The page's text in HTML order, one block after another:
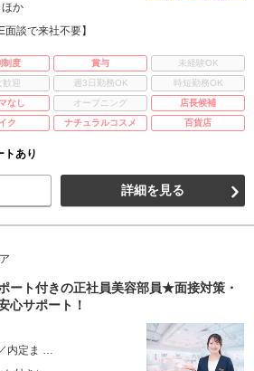
か
談で来社不要】
制度 賞与
未経験OK
歓迎 週3日勤務OK
時短勤務OK
なし オープニング
店長候補
ク ナチュラルコスメ 百貨店
トあり
詳細を見る
ート付きの正社員美容部員★面接対策・
心サポート！
内定ま …